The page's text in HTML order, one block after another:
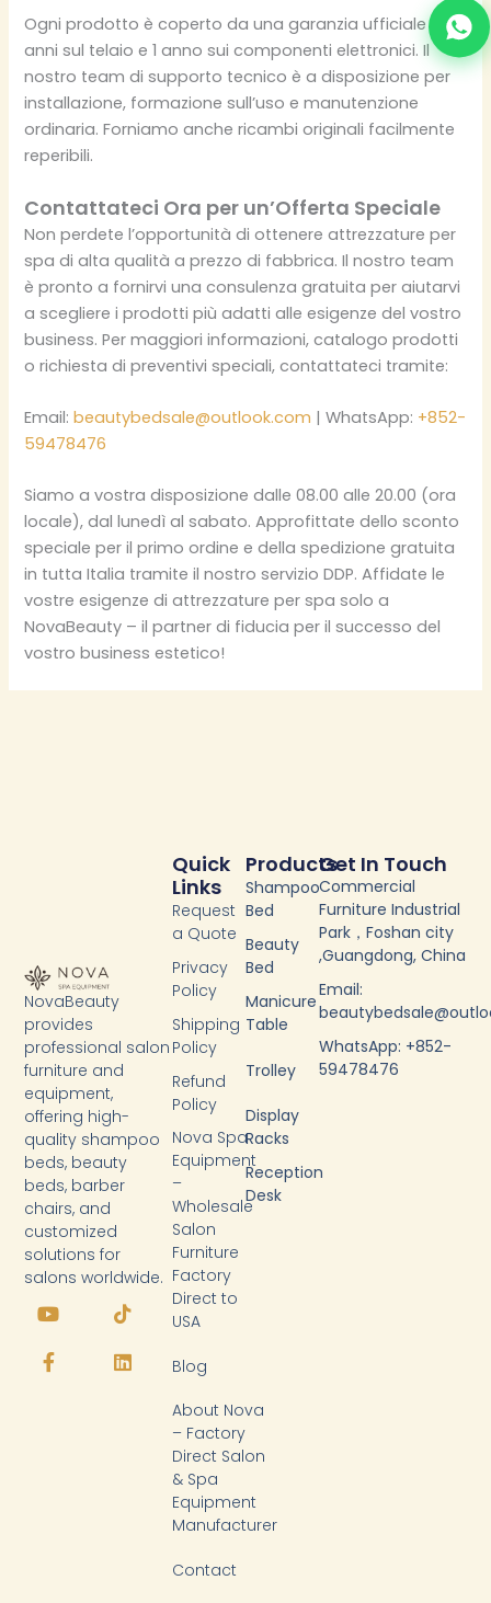
Ogni prodotto è coperto da una garanzia ufficiale di 2
anni sul telaio e 1 anno sui componenti elettronici. Il
nostro team di supporto tecnico è a disposizione per
installazione, formazione sull’uso e manutenzione
ordinaria. Forniamo anche ricambi originali facilmente
reperibili.
Contattateci Ora per un’Offerta Speciale
Non perdete l’opportunità di ottenere attrezzature per
spa di alta qualità a prezzo di fabbrica. Il nostro team
è pronto a fornirvi una consulenza gratuita per aiutarvi
a scegliere i prodotti più adatti alle esigenze del vostro
business. Per maggiori informazioni, catalogo prodotti
o richiesta di preventivi speciali, contattateci tramite:
Email:beautybedsale@outlook.com | WhatsApp: +852-
59478476
Siamo a vostra disposizione dalle 08.00 alle 20.00 (ora
locale), dal lunedì al sabato. Approfittate dello sconto
speciale per il primo ordine e della spedizione gratuita
in tutta Italia tramite il nostro servizio DDP. Affidate le
vostre esigenze di attrezzature per spa solo a
NovaBeauty – il partner di fiducia per il successo del
vostro business estetico!
NovaBeauty
provides
professional salon
furniture and
equipment,
offering high-
quality shampoo
beds, beauty
beds, barber
chairs, and
customized
solutions for
salons worldwide.
o
t
u
T
i
t
o
a
e
b
L
i
k
e
Products
Shampoo
Bed
Beauty
Bed
Manicure
Table
Trolley
Display
Racks
Reception
Desk
Quick
Links
Request
a Quote
Privacy
Policy
Shipping
Policy
Refund
Policy
Nova Spa
Equipment
–
Wholesale
Salon
Furniture
Factory
Direct to
USA
Blog
About Nova
– Factory
Direct Salon
& Spa
Equipment
Manufacturer
Contact
Get In Touch
Commercial
Furniture Industrial
Park，Foshan city
,Guangdong, China
Email:
WhatsApp: +852-
59478476